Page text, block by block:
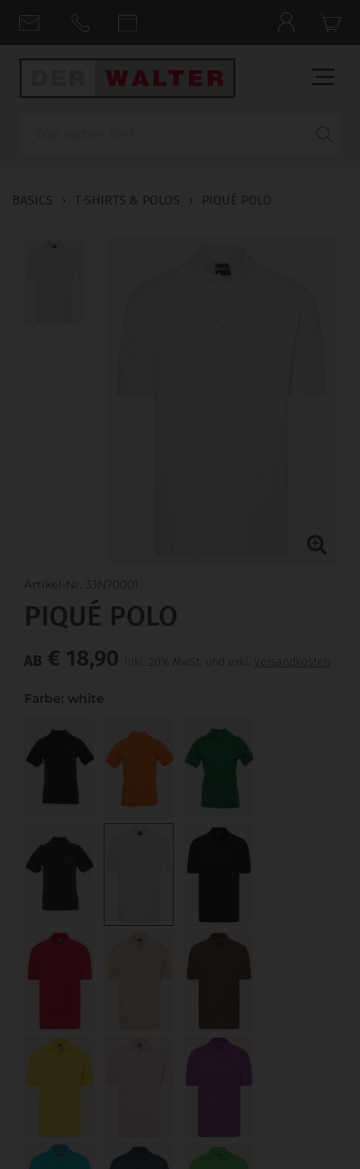
BASICS › T-SHIRTS & POLOS › PIQUÉ POLO
Artikel-Nr. 3JN70001
PIQUÉ POLO
AB € 18,90 inkl. 20% MwSt. und exkl. Versandkosten
Farbe: white